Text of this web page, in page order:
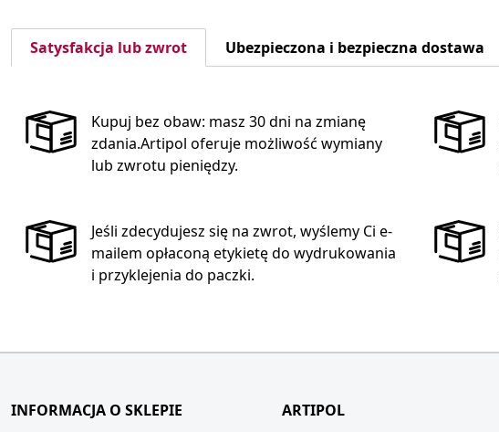
Satysfakcja lub zwrot Ubezpieczona i bezpieczna dostawa
Kupuj bez obaw: masz 30 dni na zmianę
zdania.Artipol oferuje możliwość wymiany
lub zwrotu pieniędzy.
Jeśli zdecydujesz się na zwrot, wyślemy Ci e-
mailem opłaconą etykietę do wydrukowania
i przyklejenia do paczki.
INFORMACJA O SKLEPIE
ARTIPOL